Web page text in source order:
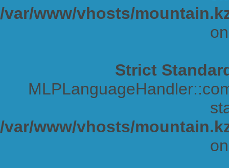
/var/www/vhosts/
Strict
/var/www/vhosts/